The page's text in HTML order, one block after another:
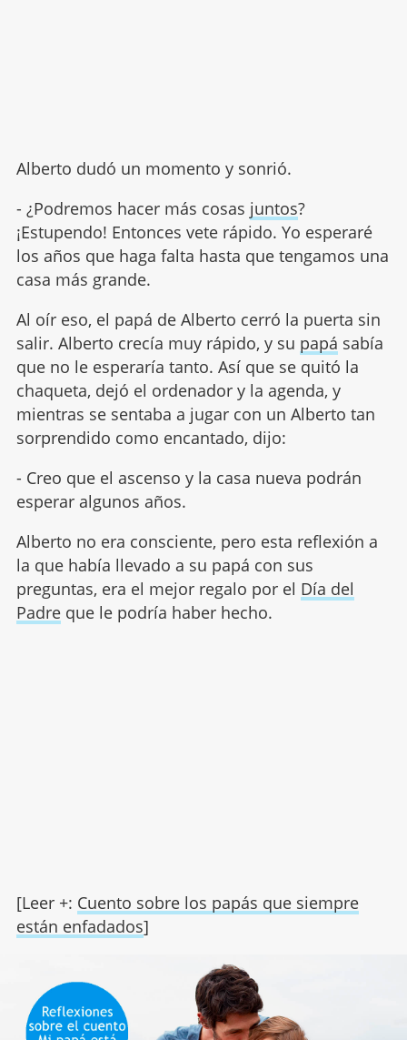
Alberto dudó un momento y sonrió.
- ¿Podremos hacer más cosas juntos?
¡Estupendo! Entonces vete rápido. Yo esperaré
los años que haga falta hasta que tengamos una
casa más grande.
Al oír eso, el papá de Alberto cerró la puerta sin
salir. Alberto crecía muy rápido, y su papá sabía
que no le esperaría tanto. Así que se quitó la
chaqueta, dejó el ordenador y la agenda, y
mientras se sentaba a jugar con un Alberto tan
sorprendido como encantado, dijo:
- Creo que el ascenso y la casa nueva podrán
esperar algunos años.
Alberto no era consciente, pero esta reflexión a
la que había llevado a su papá con sus
preguntas, era el mejor regalo por el Día del
Padreque le podría haber hecho.
[Leer +: Cuento sobre los papás que siempre
están enfadados]